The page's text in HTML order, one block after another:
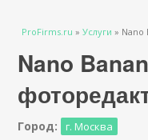
Вы здесь
ProFirms.ru » Услуги » Nano
Nano
Город: г. Москва